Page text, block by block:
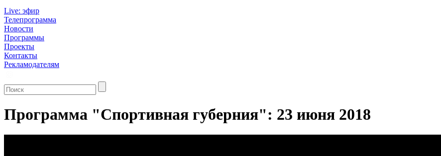
Live: эфир
Телепрограмма
Новости
Программы
Проекты
Контакты
Рекламодателям
Программа "Спортивная губерния": 23 июня 2018